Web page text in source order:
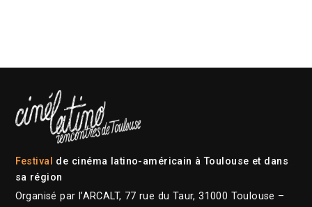
Festival de cinéma latino-américain à Toulouse et dans
sa région
Organisé par l’ARCALT, 77 rue du Taur, 31000 Toulouse –